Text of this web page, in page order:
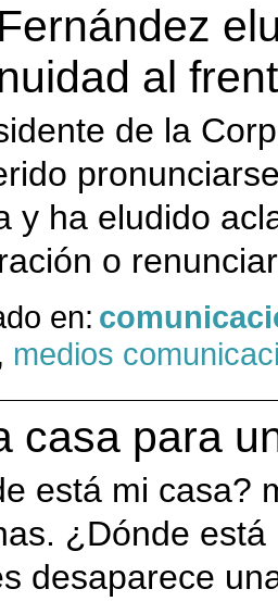
al
de la
y ha eludido
o
en:
medios
casa para
está mi casa?
¿Dónde
desaparece